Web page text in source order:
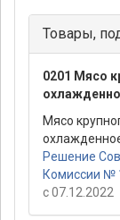
Товары,
0201 Мясо
Мясо
Решение
Комиссии №
с 07.12.2022